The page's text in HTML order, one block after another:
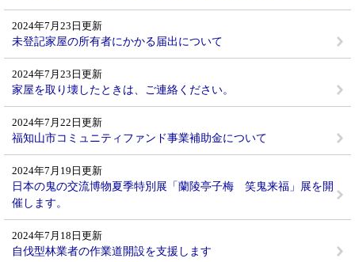
2024年7月23日更新
未登記家屋の所有者にかかる届出について
2024年7月23日更新
家屋を取り壊したときは、ご連絡ください。
2024年7月22日更新
福知山市コミュニティファンド事業補助金について
2024年7月19日更新
日本の鬼の交流博物夏季特別展「蘭陵亭子梅 笑鬼来福」展を開
催します。
2024年7月18日更新
自伐型林業者の作業道開設を支援します